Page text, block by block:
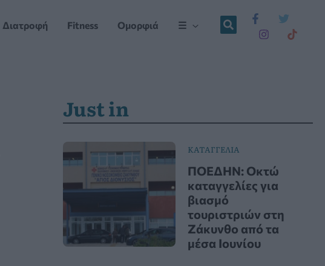
Διατροφή Fitness Ομορφιά ☰
Just in
ΚΑΤΑΓΓΕΛΙΑ
ΠΟΕΔΗΝ: Οκτώ
καταγγελίες για
βιασμό
τουριστριών στη
Ζάκυνθο από τα
μέσα Ιουνίου